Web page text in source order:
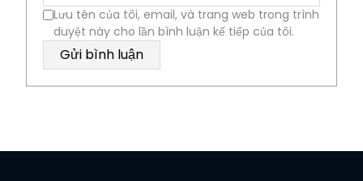
Lưu tên của tôi, email, và trang web trong trình
duyệt này cho lần bình luận kế tiếp của tôi.